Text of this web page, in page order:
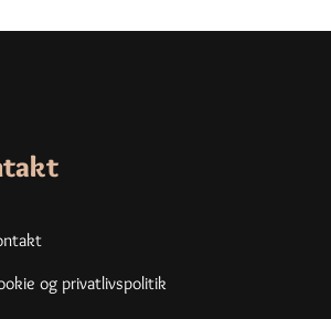
og privatlivspolitik